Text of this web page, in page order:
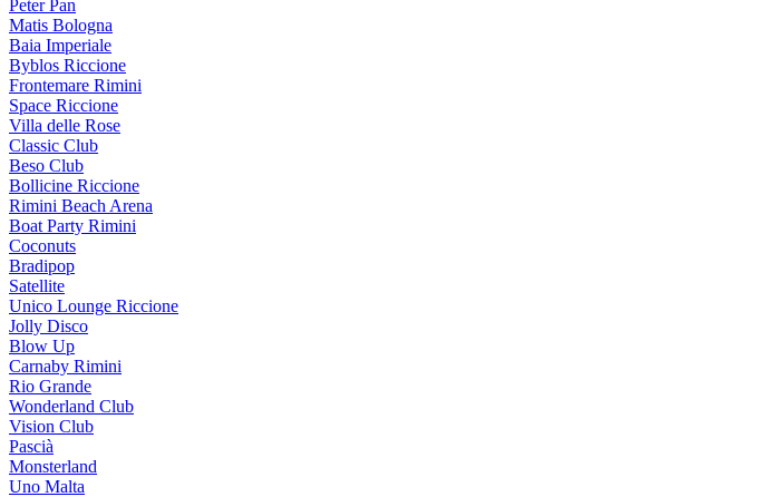
Peter Pan
Matis Bologna
Baia Imperiale
Byblos Riccione
Frontemare Rimini
Space Riccione
Villa delle Rose
Classic Club
Beso Club
Bollicine Riccione
Rimini Beach Arena
Boat Party Rimini
Coconuts
Bradipop
Satellite
Unico Lounge Riccione
Jolly Disco
Blow Up
Carnaby Rimini
Rio Grande
Wonderland Club
Vision Club
Pascià
Monsterland
Uno Malta